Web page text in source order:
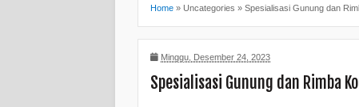
Home » Uncategories » Spesialisasi Gunung dan
Minggu, Desember 24, 2023
Spesialisasi Gunung dan Rimba